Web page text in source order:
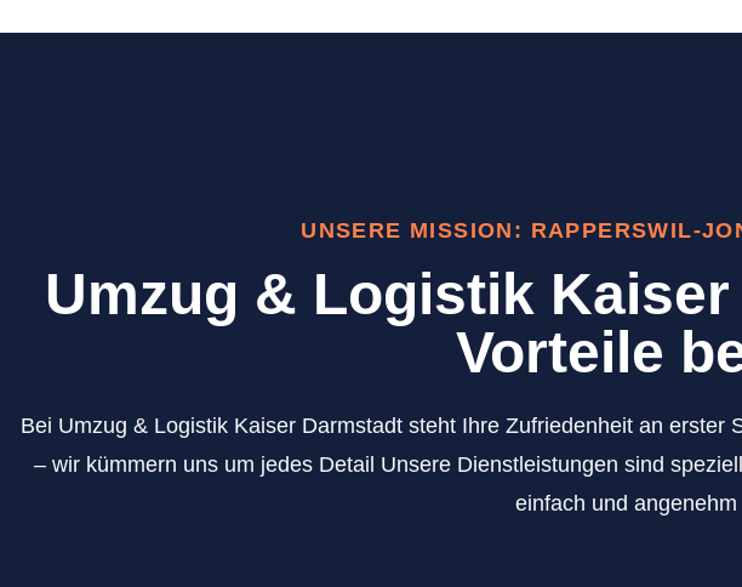
UNSERE MISSION: RAPPERSWIL-
Umzug & Logistik
Vorteile
Bei Umzug & Logistik Kaiser Darmstadt steht Ihre Zufriedenheit an
– wir kümmern uns um jedes Detail Unsere Dienstleistungen sind
einfach und